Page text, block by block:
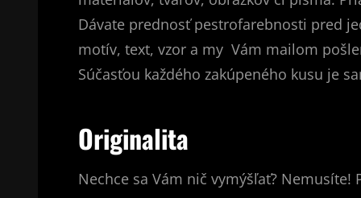
Dávate prednosť pestrofarebnosti pred
motív, text, vzor a my Vám mailom
Súčasťou každého zakúpeného kusu je
Originalita
Nechce sa Vám nič vymýšľať?